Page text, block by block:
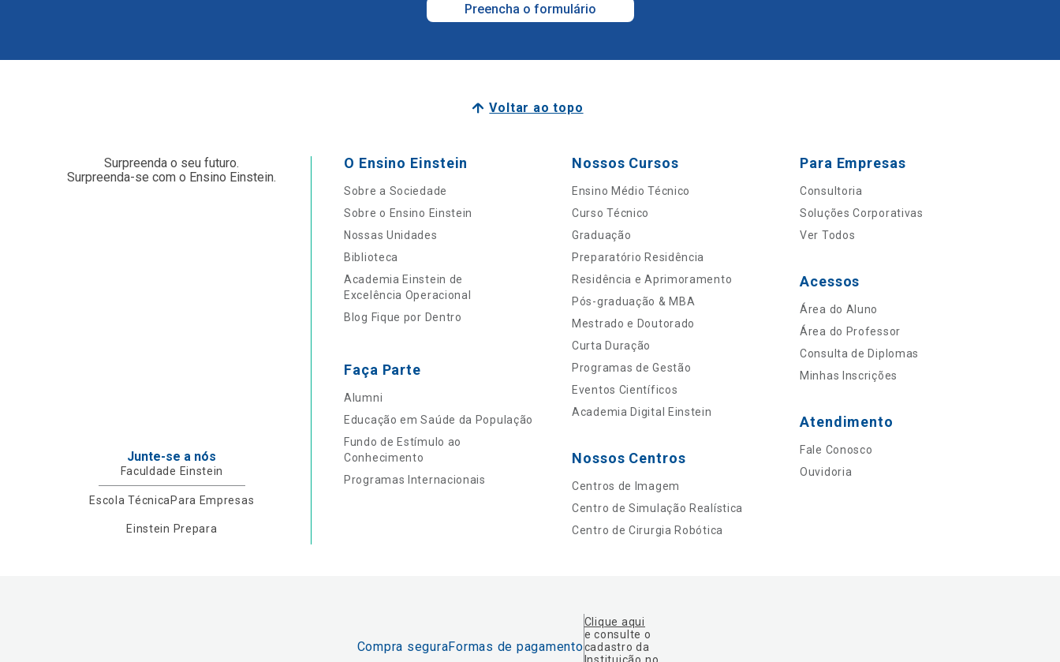
Preencha o formulário
Voltar ao topo
Surpreenda o seu futuro.
Surpreenda-se com o Ensino Einstein.
Junte-se a nós
Faculdade Einstein
Escola Técnica Para Empresas
Einstein Prepara
O Ensino Einstein
Sobre a Sociedade
Sobre o Ensino Einstein
Nossas Unidades
Biblioteca
Academia Einstein de
Excelência Operacional
Blog Fique por Dentro
Faça Parte
Alumni
Educação em Saúde da População
Fundo de Estímulo ao
Conhecimento
Programas Internacionais
Nossos Cursos
Ensino Médio Técnico
Curso Técnico
Graduação
Preparatório Residência
Residência e Aprimoramento
Pós-graduação & MBA
Mestrado e Doutorado
Curta Duração
Programas de Gestão
Eventos Científicos
Academia Digital Einstein
Nossos Centros
Centros de Imagem
Centro de Simulação Realística
Centro de Cirurgia Robótica
Para Empresas
Consultoria
Soluções Corporativas
Ver Todos
Acessos
Área do Aluno
Área do Professor
Consulta de Diplomas
Minhas Inscrições
Atendimento
Fale Conosco
Ouvidoria
Compra seguraFormas de pagamento
Clique aqui
e consulte o
cadastro da